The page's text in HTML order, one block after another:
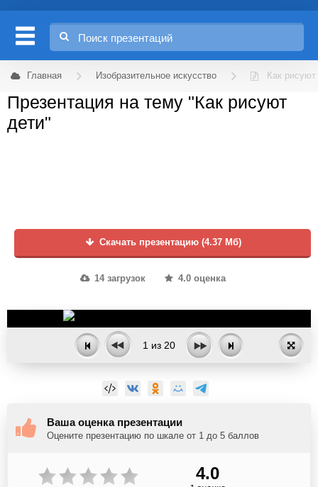
Главная Изобразительное искусство Как рисуют
Презентация на тему "Как рисуют
дети"
Скачать презентацию (4.37 Мб)
14 загрузок 4.0 оценка
1 из 20
Ваша оценка презентации
Оцените презентацию по шкале от 1 до 5 баллов
4.0